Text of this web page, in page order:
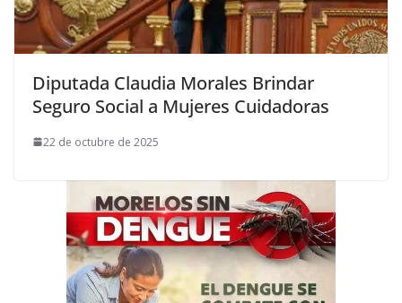
Diputada Claudia Morales Brindar
Seguro Social a Mujeres Cuidadoras
22 de octubre de 2025